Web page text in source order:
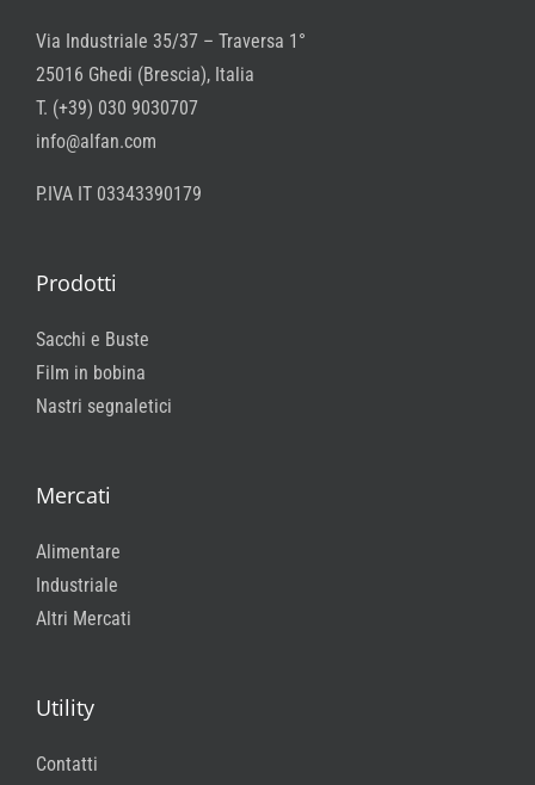
Via Industriale 35/37 – Traversa 1°
25016 Ghedi (Brescia), Italia
T. (+39) 030 9030707
info@alfan.com
P.IVA IT 03343390179
Prodotti
Sacchi e Buste
Film in bobina
Nastri segnaletici
Mercati
Alimentare
Industriale
Altri Mercati
Utility
Contatti